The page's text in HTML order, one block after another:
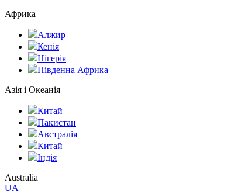
Африка
Алжир
Кенія
Нігерія
Південна Африка
Азія і Океанія
Китай
Пакистан
Австралія
Китай
Індія
Australia
UA